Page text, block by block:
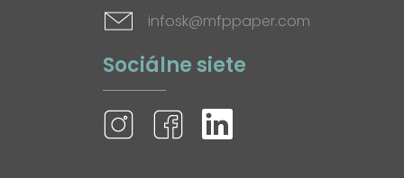
infosk@mfppaper.com
Sociálne siete